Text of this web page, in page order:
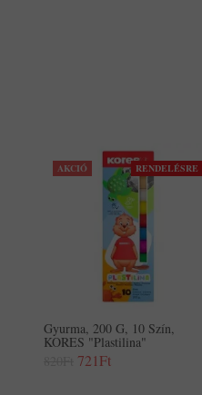
AKCIÓ RENDELÉSRE
Gyurma, 200 G, 10 Szín,
KORES "Plastilina"
721Ft